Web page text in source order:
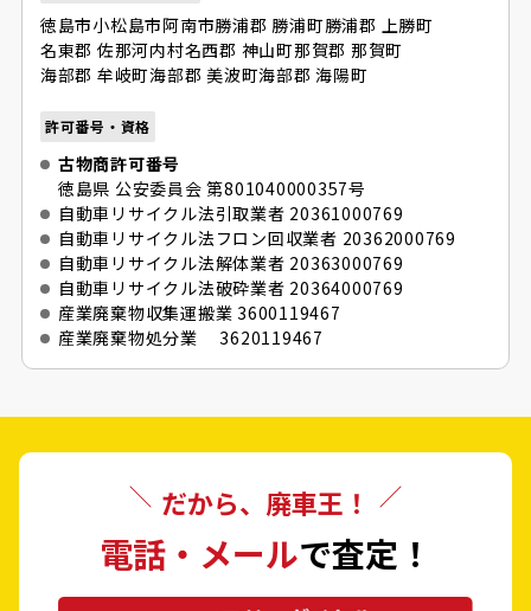
徳島市小松島市阿南市勝浦郡 勝浦町勝浦郡 上勝町
名東郡 佐那河内村名西郡 神山町那賀郡 那賀町
海部郡 牟岐町海部郡 美波町海部郡 海陽町
許可番号・資格
古物商許可番号
徳島県 公安委員会 第801040000357号
自動車リサイクル法引取業者 20361000769
自動車リサイクル法フロン回収業者 20362000769
自動車リサイクル法解体業者 20363000769
自動車リサイクル法破砕業者 20364000769
産業廃棄物収集運搬業 3600119467
産業廃棄物処分業 3620119467
だから、廃車王！
電話・メールで査定！